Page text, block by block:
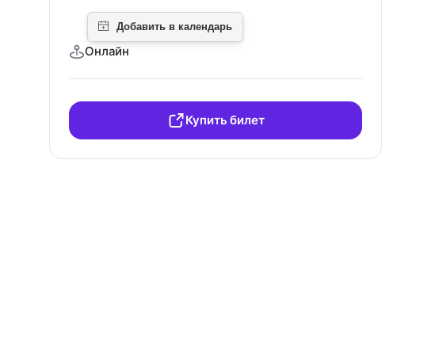
Онлайн
Купить билет